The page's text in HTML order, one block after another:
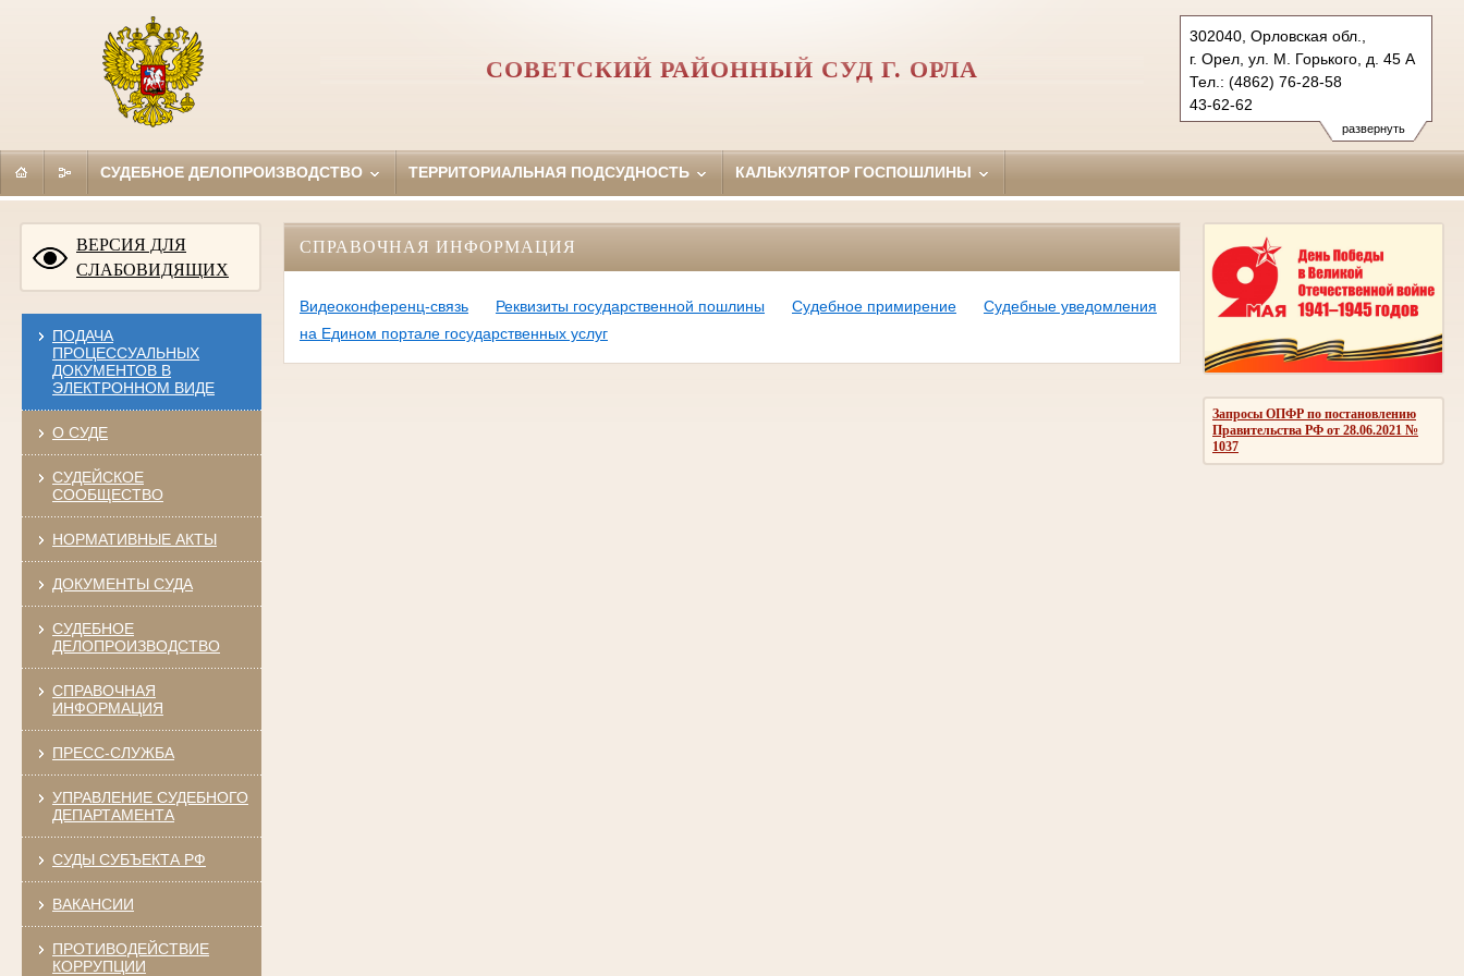
развернуть
302040, Орловская обл.,
г. Орел, ул. М. Горького, д. 45 А
Тел.: (4862) 76-28-58
43-62-62
sovetsky.orl@sudrf.ru
СОВЕТСКИЙ РАЙОННЫЙ СУД Г. ОРЛА
СУДЕБНОЕ ДЕЛОПРОИЗВОДСТВО ТЕРРИТОРИАЛЬНАЯ ПОДСУДНОСТЬ КАЛЬКУЛЯТОР ГОСПОШЛИНЫ
ВЕРСИЯ ДЛЯ
СЛАБОВИДЯЩИХ
ПОДАЧА
ПРОЦЕССУАЛЬНЫХ
ДОКУМЕНТОВ В
ЭЛЕКТРОННОМ ВИДЕ
О СУДЕ
СУДЕЙСКОЕ
СООБЩЕСТВО
НОРМАТИВНЫЕ АКТЫ
ДОКУМЕНТЫ СУДА
СУДЕБНОЕ
ДЕЛОПРОИЗВОДСТВО
СПРАВОЧНАЯ
ИНФОРМАЦИЯ
ПРЕСС-СЛУЖБА
УПРАВЛЕНИЕ СУДЕБНОГО
ДЕПАРТАМЕНТА
СУДЫ СУБЪЕКТА РФ
ВАКАНСИИ
ПРОТИВОДЕЙСТВИЕ
КОРРУПЦИИ
Запросы ОПФР по постановлению
Правительства РФ от 28.06.2021 №
1037
СПРАВОЧНАЯ ИНФОРМАЦИЯ
Видеоконференц-связь Реквизиты государственной пошлины Судебное примирение
Судебные уведомления
на Едином портале государственных услуг